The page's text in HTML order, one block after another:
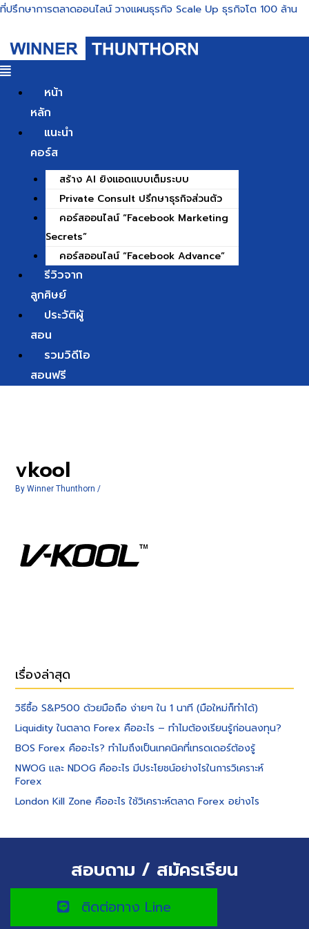
Skip
content
ที่ปรึกษาการตลาดออนไลน์ วางแผนธุรกิจ Scale Up ธุรกิจโต 100 ล้าน
หน้า
หลัก
แนะนำ
คอร์ส
สร้าง AI ยิงแอดแบบเต็มระบบ
Private Consult ปรึกษาธุรกิจส่วนตัว
คอร์สออนไลน์ “Facebook Marketing
Secrets”
คอร์สออนไลน์ “Facebook Advance”
รีวิวจาก
ลูกศิษย์
ประวัติผู้
สอน
รวมวิดีโอ
สอนฟรี
vkool
ByWinner Thunthorn/
เรื่องล่าสุด
วิธีซื้อ S&P500 ด้วยมือถือ ง่ายๆ ใน 1 นาที (มือใหม่ก็ทำได้)
Liquidity ในตลาด Forex คืออะไร – ทำไมต้องเรียนรู้ก่อนลงทุน?
BOS Forex คืออะไร? ทำไมถึงเป็นเทคนิคที่เทรดเดอร์ต้องรู้
NWOG และ NDOG คืออะไร มีประโยชน์อย่างไรในการวิเคราะห์
Forex
London Kill Zone คืออะไร ใช้วิเคราะห์ตลาด Forex อย่างไร
สอบถาม / สมัครเรียน
ติดต่อทาง Line